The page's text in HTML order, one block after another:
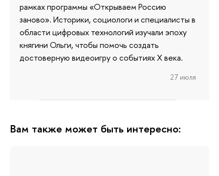
рамках программы «Открываем Россию
заново». Историки, социологи и специалисты в
области цифровых технологий изучали эпоху
княгини Ольги, чтобы помочь создать
достоверную видеоигру о событиях X века.
27 июля
Вам также может быть интересно: